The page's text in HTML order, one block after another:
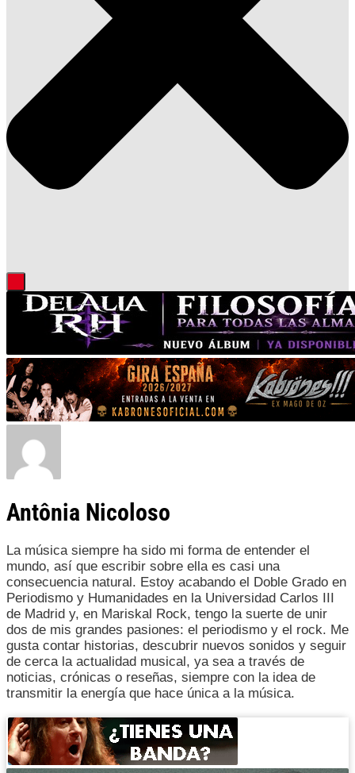
Antônia Nicoloso
La música siempre ha sido mi forma de entender el
mundo, así que escribir sobre ella es casi una
consecuencia natural. Estoy acabando el Doble Grado en
Periodismo y Humanidades en la Universidad Carlos III
de Madrid y, en Mariskal Rock, tengo la suerte de unir
dos de mis grandes pasiones: el periodismo y el rock. Me
gusta contar historias, descubrir nuevos sonidos y seguir
de cerca la actualidad musical, ya sea a través de
noticias, crónicas o reseñas, siempre con la idea de
transmitir la energía que hace única a la música.